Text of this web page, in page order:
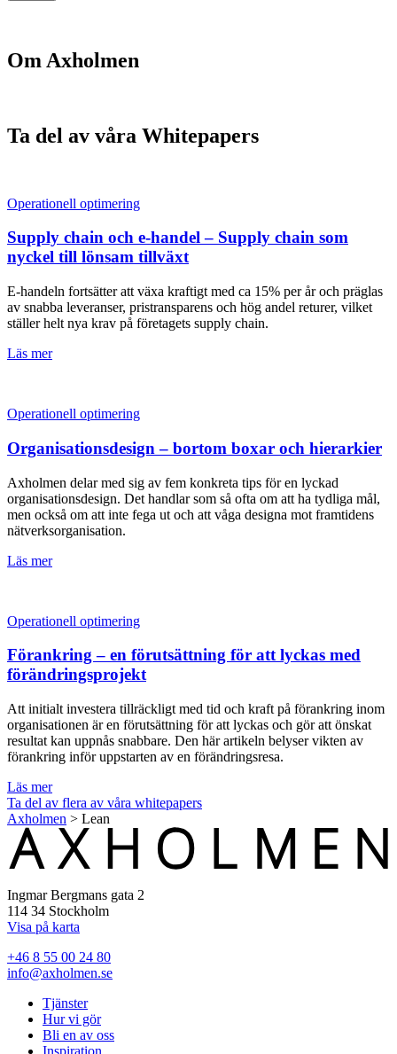
Om Axholmen
Ta del av våra Whitepapers
Operationell optimering
Supply chain och e-handel – Supply chain som
nyckel till lönsam tillväxt
E-handeln fortsätter att växa kraftigt med ca 15% per år och präglas
av snabba leveranser, pristransparens och hög andel returer, vilket
ställer helt nya krav på företagets supply chain.
Läs mer
Operationell optimering
Organisationsdesign – bortom boxar och hierarkier
Axholmen delar med sig av fem konkreta tips för en lyckad
organisationsdesign. Det handlar som så ofta om att ha tydliga mål,
men också om att inte fega ut och att våga designa mot framtidens
nätverksorganisation.
Läs mer
Operationell optimering
Förankring – en förutsättning för att lyckas med
förändringsprojekt
Att initialt investera tillräckligt med tid och kraft på förankring inom
organisationen är en förutsättning för att lyckas och gör att önskat
resultat kan uppnås snabbare. Den här artikeln belyser vikten av
förankring inför uppstarten av en förändringsresa.
Läs mer
Ta del av flera av våra whitepapers
Axholmen > Lean
Ingmar Bergmans gata 2
114 34 Stockholm
Visa på karta
+46 8 55 00 24 80
info@axholmen.se
Tjänster
Hur vi gör
Bli en av oss
Inspiration